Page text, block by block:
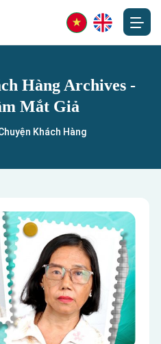
Hàng Archives -
Mắt Giả
Khách Hàng